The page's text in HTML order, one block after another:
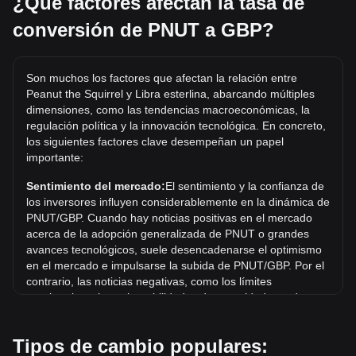
PNUT tienen un costo estimado de 0.1498GBP.
El precio máximo histórico de 1 PNUT en GBP es £1.83.
Queda por ver si el valor de 1 PNUT/GBP superará el
máximo histórico actual.
¿Cuál es la tendencia del precio de Peanut the
Squirrel en GBP?
En los últimos 7 días, el tipo de cambio de Peanut the
Squirrel (PNUT) aumentó un 2.05%. Durante el último
mes, el tipo de cambio de Peanut the Squirrel (PNUT) bajó
un 7.73% frente a Libra esterlina (GBP).
conversión de PNUT a GBP?
Son muchos los factores que afectan la relación entre
Peanut the Squirrel y Libra esterlina, abarcando múltiples
dimensiones, como las tendencias macroeconómicas, la
regulación política y la innovación tecnológica. En concreto,
los siguientes factores clave desempeñan un papel
importante:
Sentimiento del mercado:El sentimiento y la confianza de
los inversores influyen considerablemente en la dinámica de
PNUT/GBP. Cuando hay noticias positivas en el mercado
acerca de la adopción generalizada de PNUT o grandes
avances tecnológicos, suele desencadenarse el optimismo
en el mercado e impulsarse la subida de PNUT/GBP. Por el
contrario, las noticias negativas, como los límites
regulatorios y las vulnerabilidades de seguridad, pueden
Tipos de cambio populares: